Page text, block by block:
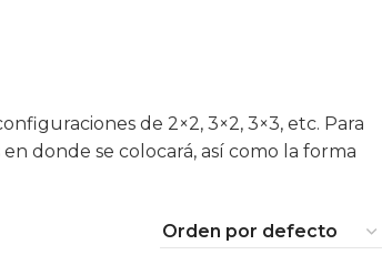
de 2×2, 3×2, 3×3, etc. Para
donde se colocará, así como la forma